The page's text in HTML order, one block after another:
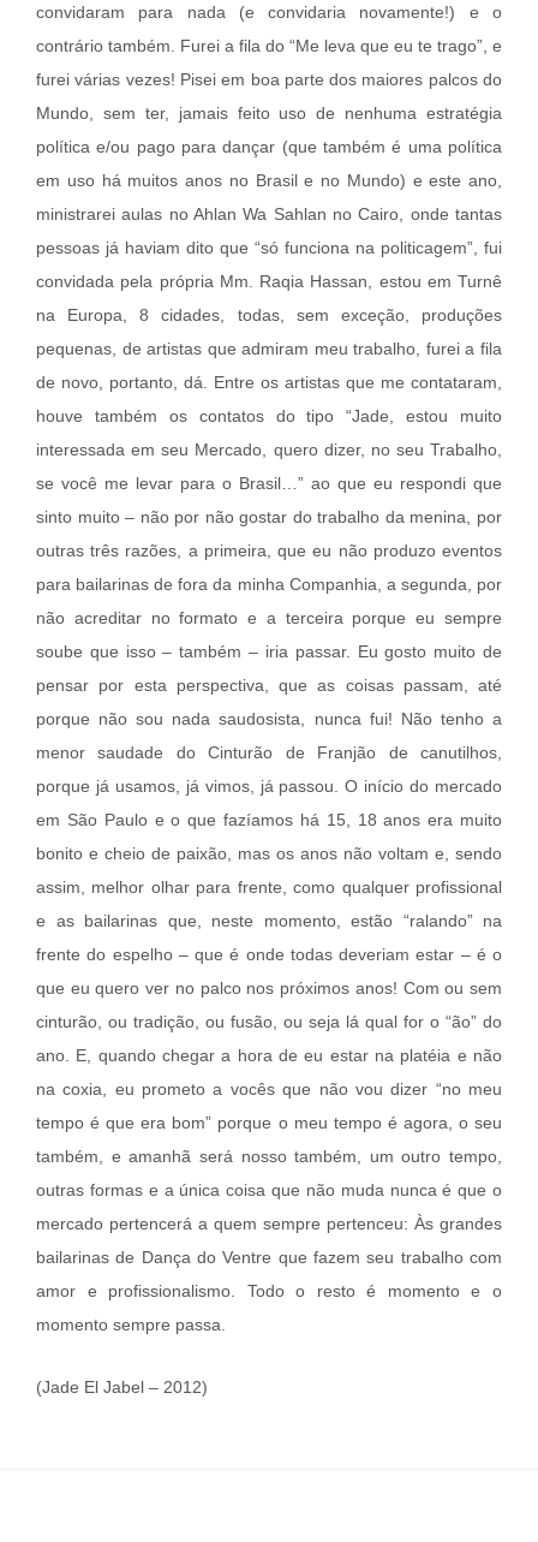
convidaram para nada (e convidaria novamente!) e o
contrário também. Furei a fila do “Me leva que eu te trago”, e
furei várias vezes! Pisei em boa parte dos maiores palcos do
Mundo, sem ter, jamais feito uso de nenhuma estratégia
política e/ou pago para dançar (que também é uma política
em uso há muitos anos no Brasil e no Mundo) e este ano,
ministrarei aulas no Ahlan Wa Sahlan no Cairo, onde tantas
pessoas já haviam dito que “só funciona na politicagem”, fui
convidada pela própria Mm. Raqia Hassan, estou em Turnê
na Europa, 8 cidades, todas, sem exceção, produções
pequenas, de artistas que admiram meu trabalho, furei a fila
de novo, portanto, dá. Entre os artistas que me contataram,
houve também os contatos do tipo “Jade, estou muito
interessada em seu Mercado, quero dizer, no seu Trabalho,
se você me levar para o Brasil…” ao que eu respondi que
sinto muito – não por não gostar do trabalho da menina, por
outras três razões, a primeira, que eu não produzo eventos
para bailarinas de fora da minha Companhia, a segunda, por
não acreditar no formato e a terceira porque eu sempre
soube que isso – também – iria passar. Eu gosto muito de
pensar por esta perspectiva, que as coisas passam, até
porque não sou nada saudosista, nunca fui! Não tenho a
menor saudade do Cinturão de Franjão de canutilhos,
porque já usamos, já vimos, já passou. O início do mercado
em São Paulo e o que fazíamos há 15, 18 anos era muito
bonito e cheio de paixão, mas os anos não voltam e, sendo
assim, melhor olhar para frente, como qualquer profissional
e as bailarinas que, neste momento, estão “ralando” na
frente do espelho – que é onde todas deveriam estar – é o
que eu quero ver no palco nos próximos anos! Com ou sem
cinturão, ou tradição, ou fusão, ou seja lá qual for o “ão” do
ano. E, quando chegar a hora de eu estar na platéia e não
na coxia, eu prometo a vocês que não vou dizer “no meu
tempo é que era bom” porque o meu tempo é agora, o seu
também, e amanhã será nosso também, um outro tempo,
outras formas e a única coisa que não muda nunca é que o
mercado pertencerá a quem sempre pertenceu: Às grandes
bailarinas de Dança do Ventre que fazem seu trabalho com
amor e profissionalismo. Todo o resto é momento e o
momento sempre passa.
(Jade El Jabel – 2012)